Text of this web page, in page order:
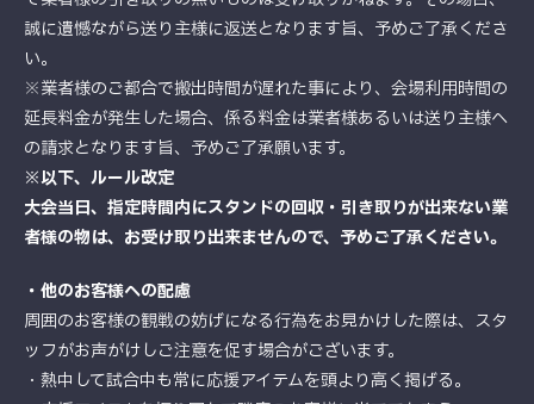
誠に遺憾ながら送り主様に返送となります旨、予めご了承くださ
い。
※業者様のご都合で搬出時間が遅れた事により、会場利用時間の
延長料金が発生した場合、係る料金は業者様あるいは送り主様へ
の請求となります旨、予めご了承願います。
※以下、ルール改定
大会当日、指定時間内にスタンドの回収・引き取りが出来ない業
者様の物は、お受け取り出来ませんので、予めご了承ください。
・他のお客様への配慮
周囲のお客様の観戦の妨げになる行為をお見かけした際は、スタ
ッフがお声がけしご注意を促す場合がございます。
・熱中して試合中も常に応援アイテムを頭より高く掲げる。